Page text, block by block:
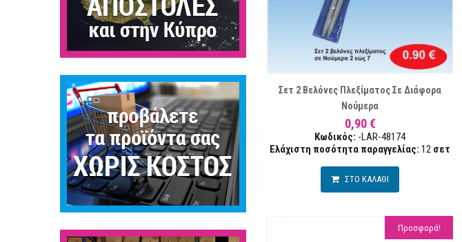
ΛΊΣΤΑ ΕΠΙΘΥΜΙΏΝ
Σετ 2 Βελόνες Πλεξίματος Σε Διάφορα
Νούμερα
0,90 €
Κωδικός: -LAR-48174
Ελάχιστη ποσότητα παραγγελίας: 12 σετ
ΣΤΟ ΚΑΛΑΘΙ
ΛΊΣΤΑ ΕΠΙΘΥΜΙΏΝ
Προσφορά!